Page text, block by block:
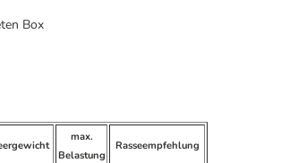
Box
max.
Belastung
Rasseempfehlung